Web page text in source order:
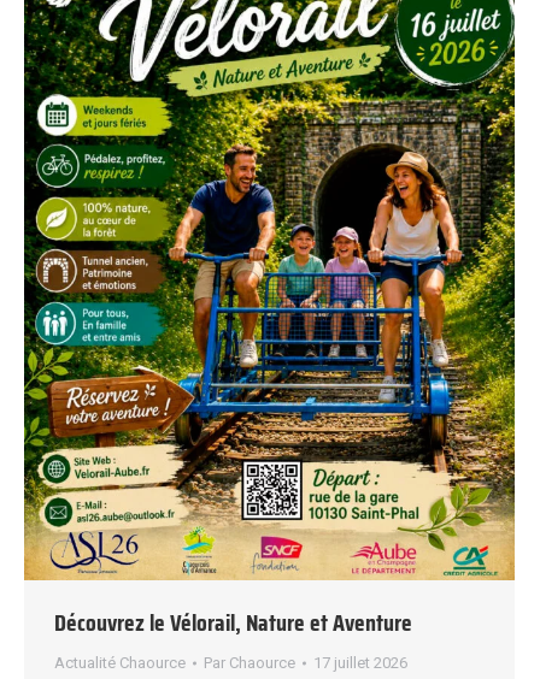
Découvrez le Vélorail, Nature et Aventure
Actualité Chaource Par Chaource 17 juillet 2026